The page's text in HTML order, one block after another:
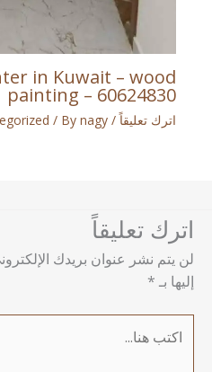
in Kuwait – wood
painting – 60624830
اترك تعليقاً /
/ By nagy
اترك تعليقاً
لن يتم نشر عنوان بريدك
إليها بـ *
هنا...